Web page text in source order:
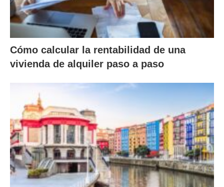
Cómo calcular la rentabilidad de una
vivienda de alquiler paso a paso